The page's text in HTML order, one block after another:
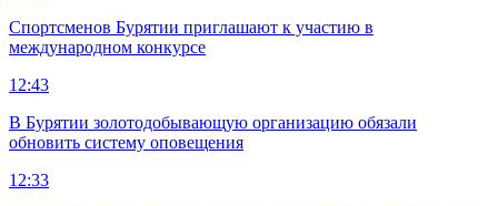
Спортсменов Бурятии приглашают к участию в
международном конкурсе
12:43
В Бурятии золотодобывающую организацию обязали
обновить систему оповещения
12:33